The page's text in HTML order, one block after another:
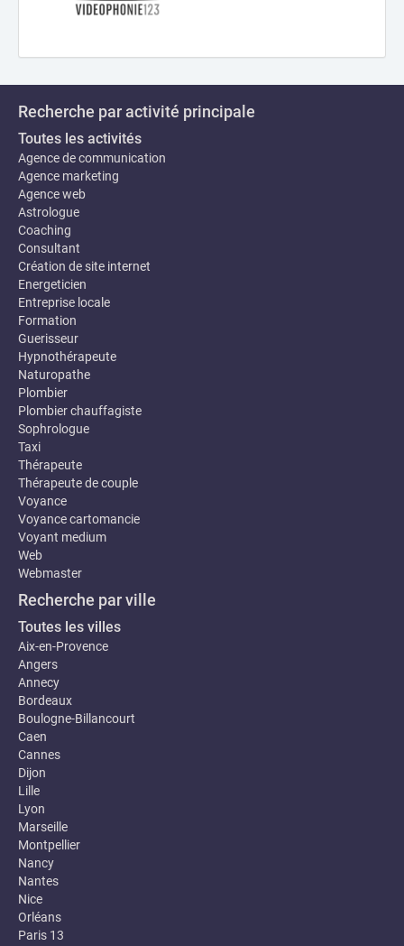
Recherche par activité principale
Toutes les activités
Agence de communication
Agence marketing
Agence web
Astrologue
Coaching
Consultant
Création de site internet
Energeticien
Entreprise locale
Formation
Guerisseur
Hypnothérapeute
Naturopathe
Plombier
Plombier chauffagiste
Sophrologue
Taxi
Thérapeute
Thérapeute de couple
Voyance
Voyance cartomancie
Voyant medium
Web
Webmaster
Recherche par ville
Toutes les villes
Aix-en-Provence
Angers
Annecy
Bordeaux
Boulogne-Billancourt
Caen
Cannes
Dijon
Lille
Lyon
Marseille
Montpellier
Nancy
Nantes
Nice
Orléans
Paris 13